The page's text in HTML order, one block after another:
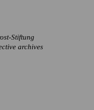
Stiftung
archives